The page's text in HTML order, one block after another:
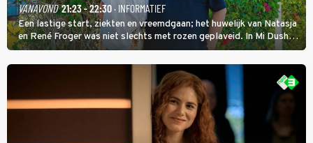
VANAVOND 21:23 - 22:30 · INFORMATIEF
Een lastige start, ziekten en vreemdgaan; het huwelijk van Natasja
en René Froger was niet slechts met rozen geplaveid. In Mi Dushi:
Wat Is Dan Liefde? neemt Wilfred Genee het showbizzkoppel mee
uit vissen om het over de liefde te hebben.